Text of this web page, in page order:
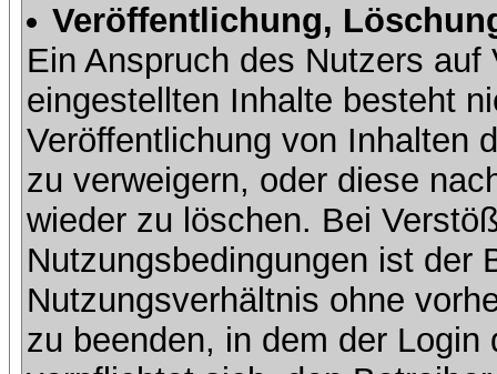
Veröffentlichung,
Ein Anspruch des Nutzers
eingestellten Inhalte besteht
Veröffentlichung von Inhalten
zu verweigern, oder diese
wieder zu löschen. Bei
Nutzungsbedingungen ist der
Nutzungsverhältnis ohne
zu beenden, in dem der